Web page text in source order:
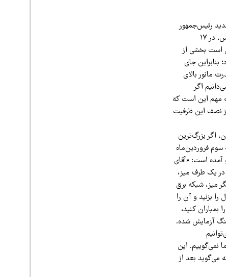
رئیس‌جمهور
آمریکا مبنی بر حمله هم‌زمان به نیروگاه‌ها و پل‌ها، رضا سپهوند، عضو هیئت‌رئیسه کمیسیون انرژی مجلس، در ۱۷
است بخشی از
جای
مانور بالای
اگر
مهم این است که
از نصف این ظرفیت
اگر بزرگ‌ترین
فروردین‌ماه
آمده است: «آقای
در یک طرف میز،
میز، شبکه برق
را بزنید و آن را
بمباران کنید،
آزمایش شده.
نمی‌گوییم. این
می‌گوید بعد از